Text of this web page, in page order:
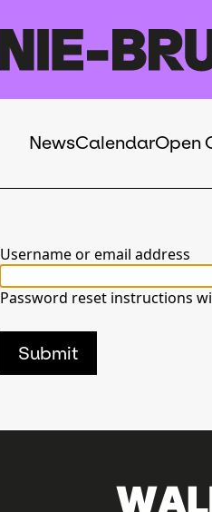
Navigation
NewsCalendarOpen
Username or email address
Password reset instructions